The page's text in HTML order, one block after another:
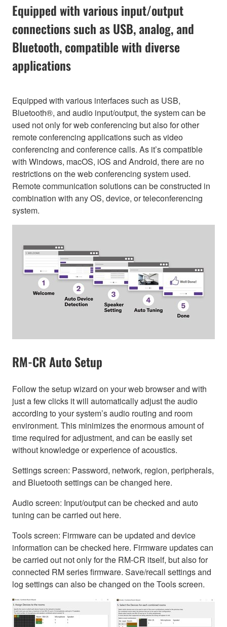
Equipped with various input/output
connections such as USB, analog, and
Bluetooth, compatible with diverse
applications
Equipped with various interfaces such as USB,
Bluetooth®, and audio input/output, the system can be
used not only for web conferencing but also for other
remote conferencing applications such as video
conferencing and conference calls. As it’s compatible
with Windows, macOS, iOS and Android, there are no
restrictions on the web conferencing system used.
Remote communication solutions can be constructed in
combination with any OS, device, or teleconferencing
system.
RM-CR Auto Setup
Follow the setup wizard on your web browser and with
just a few clicks it will automatically adjust the audio
according to your system’s audio routing and room
environment. This minimizes the enormous amount of
time required for adjustment, and can be easily set
without knowledge or experience of acoustics.
Settings screen: Password, network, region, peripherals,
and Bluetooth settings can be changed here.
Audio screen: Input/output can be checked and auto
tuning can be carried out here.
Tools screen: Firmware can be updated and device
information can be checked here. Firmware updates can
be carried out not only for the RM-CR itself, but also for
connected RM series firmware. Save/recall settings and
log settings can also be changed on the Tools screen.